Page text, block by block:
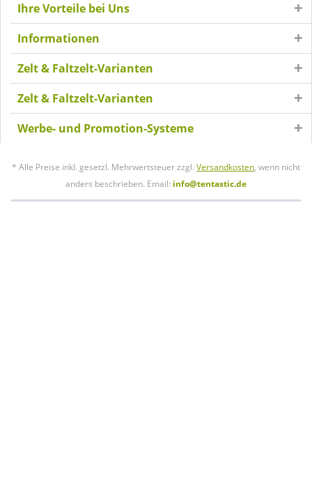
Ihre Vorteile bei Uns
Informationen
Zelt & Faltzelt-Varianten
Zelt & Faltzelt-Varianten
Werbe- und Promotion-Systeme
* Alle Preise inkl. gesetzl. Mehrwertsteuer zzgl. Versandkosten, wenn nicht
anders beschrieben. Email: info@tentastic.de